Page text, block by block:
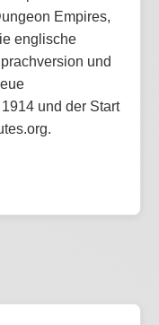
Empires,
englische
und
und der Start